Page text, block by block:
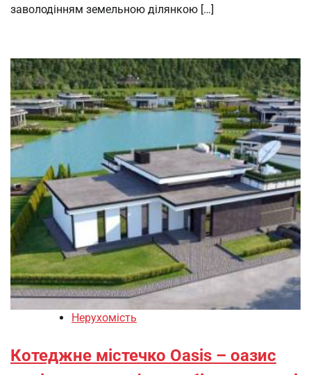
заволодінням земельною ділянкою […]
Нерухомість
Котеджне містечко Oasis – оазис